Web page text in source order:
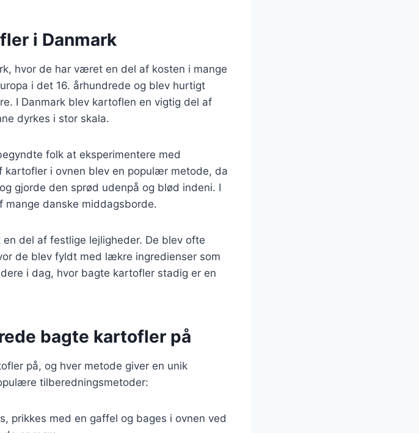
i Danmark
hvor de har været en del af kosten i mange
i det 16. århundrede og blev hurtigt
I Danmark blev kartoflen en vigtig del af
dyrkes i stor skala.
folk at eksperimentere med
kartofler i ovnen blev en populær metode, da
gjorde den sprød udenpå og blød indeni. I
danske middagsborde.
del af festlige lejligheder. De blev ofte
de blev fyldt med lækre ingredienser som
i dag, hvor bagte kartofler stadig er en
bagte kartofler på
på, og hver metode giver en unik
tilberedningsmetoder:
prikkes med en gaffel og bages i ovnen ved